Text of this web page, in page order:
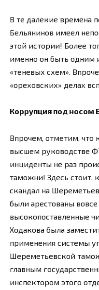
В те далекие времена
Бельянинов имеел
этой истории! Более
именно он быть одним
«теневых схем».
«ореховских» делах
Коррупция под носом
Впрочем, отметим, что
высшем руководстве
инциденты не раз
таможни! Здесь стоит,
скандал на
были арестованы
высокопоставленные
Ходакова была
применения системы
Шереметьевской
главным
инспектором этого